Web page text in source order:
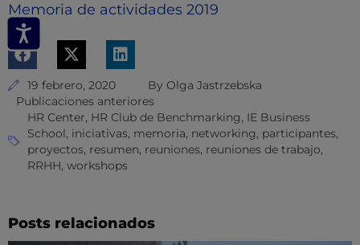
Memoria de actividades 2019
19 febrero, 2020 By Olga Jastrzebska
Publicaciones anteriores
HR Center, HR Club de Benchmarking, IE Business
School, iniciativas, memoria, networking, participantes,
proyectos, resumen, reuniones, reuniones de trabajo,
RRHH, workshops
Posts relacionados